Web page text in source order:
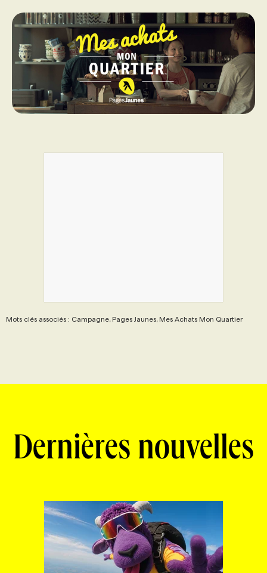
Mots clés associés : Campagne, Pages Jaunes, Mes Achats Mon Quartier
Dernières nouvelles